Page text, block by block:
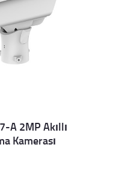
A 2MP Akıllı
Kamerası